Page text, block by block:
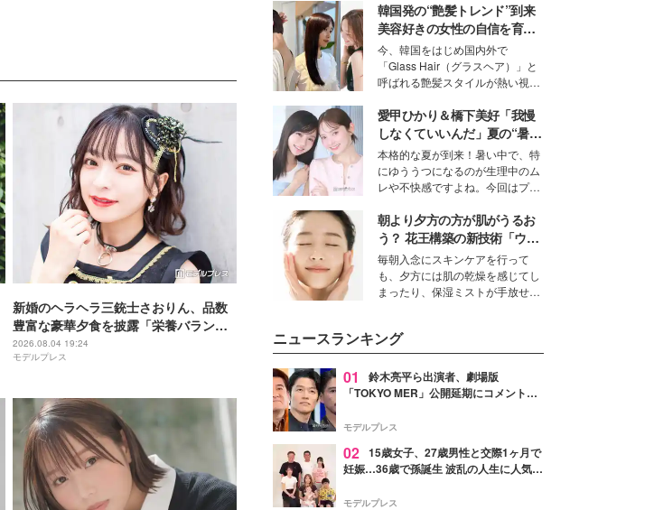
新婚のヘラヘラ三銃士さおりん、品数
豊富な豪華夕食を披露「栄養バランス
ばっちり」「丁寧な食卓憧れる」
2026.08.04 19:24
モデルプレス
ニオン好き”という共通点を持つモ
デルの宮城舞と島村雄大の特別対
談をお届け！それぞれの視点か
ら、今作ならではの魅力や予想外
の感動をもたらす奥深いストーリ
ーについて熱く語り合ってもらっ
た。
韓国発の“艶髪トレンド”到来
美容好きの女性の自信を育む
「ヘアケア事情」って？
今、韓国をはじめ国内外で
「Glass Hair（グラスヘア）」と
呼ばれる艶髪スタイルが熱い視線
ションの完成度を高めるベースと
して、“髪そのものの美しさ”に改
めて注目する人が増えている様
子。今回は、そんな憧れの艶やか
な髪を日常で叶える、美容好きの
女性たちのヘアケア事情を紹介し
ます。
愛甲ひかり＆橋下美好「我慢
しなくていいんだ」夏の“暑さ
対策”の新しい選択肢とは？
本格的な夏が到来！暑い中で、特
にゆううつになるのが生理中のム
レや不快感ですよね。今回はプラ
モデル・愛甲ひかりさんと橋下美
好さんを迎えて本音で女子会トー
ク。猛暑のお出かけを快適に過ご
すヒントや、2人が感動した夏の
生理の新常識にも迫りました。
朝より夕方の方が肌がうるお
う？ 花王構築の新技術「ウォ
ーターキャプチャリングスキ
ン（捕水肌）」がスキンケア
の常識を変える予感
毎朝入念にスキンケアを行って
も、夕方には肌の乾燥を感じてし
まったり、保湿ミストが手放せな
性を秘めた、革新的な「Water
Capturing Skin（ウォーターキャ
プチャリングスキン：捕水肌）」
技術を、花王が構築した。
ニュースランキング
01
鈴木亮平ら出演者、劇場版
「TOKYO MER」公開延期にコメント
最大の敬意とエールを」
モデルプレス
02 15歳女子、27歳男性と交際1ヶ月で
妊娠…36歳で孫誕生 波乱の人生に人気タ
よ！」
モデルプレス